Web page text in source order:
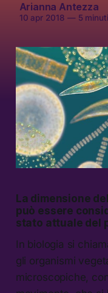
Arianna Antezza
10 apr 2018 —5
La dimensione
può essere
stato attuale del
In biologia si
gli organismi
microscopiche,